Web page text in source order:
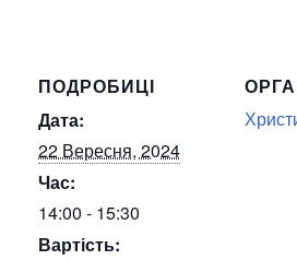
ПОДРОБИЦІ
Дата:
22 Вересня, 2024
Час:
14:00 - 15:30
Вартість: